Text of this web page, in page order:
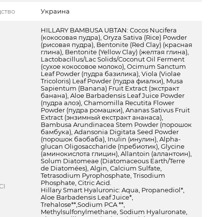
Украина
HILLARY BAMBUSA UBTAN: Cocos Nucifera
(кокосовая пудра), Oryza Sativa (Rice) Powder
(рисовая пудра), Bentonite (Red Clay) (красная
глина), Bentonite (Yellow Clay) (желтая глина),
Lactobacillus/Lac Solids/Coconut Oil Ferment
(сухое кокосовое молоко), Ocimum Sanctum
Leaf Powder (пудра базилика), Viola (Violae
Tricoloris) Leaf Powder (пудра фиалки), Musa
Sapientum (Banana) Fruit Extract (экстракт
банана), Aloe Barbadensis Leaf Juice Powder
(пудра алоэ), Chamomilla Recutita Flower
Powder (пудра ромашки), Ananas Sativus Fruit
Extract (энзимный екстракт ананаса),
Bambusa Arundinacea Stem Powder (порошок
бамбука), Adansonia Digitata Seed Powder
(порошок баобаба), Inulin (инулин), Alpha-
glucan Oligosaccharide (пребиотик), Glycine
(аминокислота глицин), Allantoin (аллантоин),
Solum Diatomeae (Diatomaceous Earth/Terre
de Diatomées), Algin, Calcium Sulfate,
Tetrasodium Pyrophosphate, Trisodium
Phosphate, Citric Acid.
Hillary Smart Hyaluronic: Aqua, Propanediol*,
Aloe Barbadensis Leaf Juice*,
Trehalose**,Sodium PCA **,
Methylsulfonylmethane, Sodium Hyaluronate,